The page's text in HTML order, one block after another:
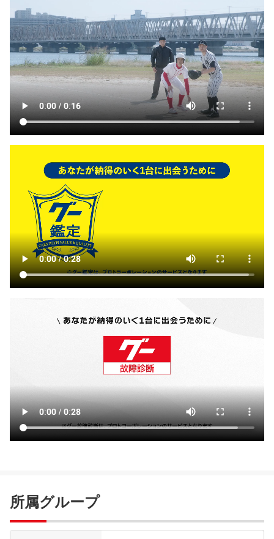
所属グループ